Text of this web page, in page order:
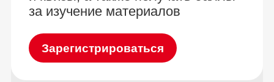
за изучение материалов
Зарегистрироваться